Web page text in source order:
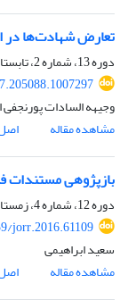
تعارض شهادت‌ها در
دوره 13، شماره 2، تابستان 1396، صفحه
وجیهه السادات
مشاهده مقاله
بازپژوهی مستندات
دوره 12، شماره 4، زمستان 1395، صفحه
jorr.2016.61109
سعید ابراهیمی
مشاهده مقاله